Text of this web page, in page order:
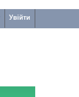
Увійти